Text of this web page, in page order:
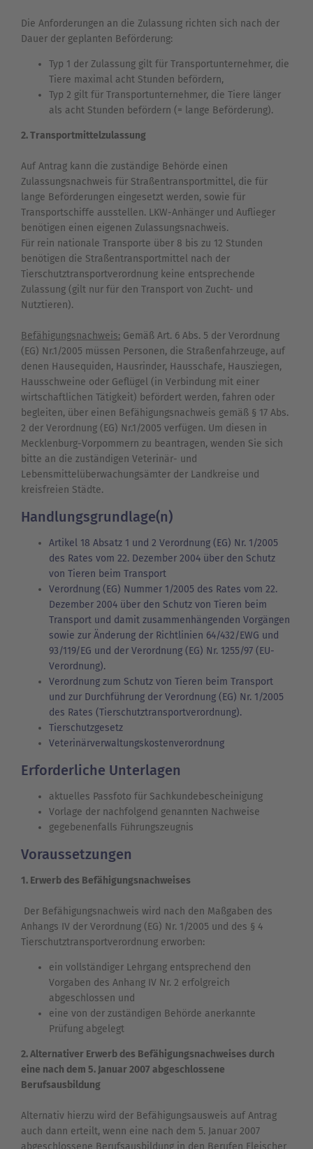
Die Anforderungen an die Zulassung richten sich nach der
Dauer der geplanten Beförderung:
Typ 1 der Zulassung gilt für Transportunternehmer, die
Tiere maximal acht Stunden befördern,
Typ 2 gilt für Transportunternehmer, die Tiere länger
als acht Stunden befördern (= lange Beförderung).
2. Transportmittelzulassung
Auf Antrag kann die zuständige Behörde einen
Zulassungsnachweis für Straßentransportmittel, die für
lange Beförderungen eingesetzt werden, sowie für
Transportschiffe ausstellen. LKW-Anhänger und Auflieger
benötigen einen eigenen Zulassungsnachweis.
Für rein nationale Transporte über 8 bis zu 12 Stunden
benötigen die Straßentransportmittel nach der
Tierschutztransportverordnung keine entsprechende
Zulassung (gilt nur für den Transport von Zucht- und
Nutztieren).
Befähigungsnachweis: Gemäß Art. 6 Abs. 5 der Verordnung
(EG) Nr.1/2005 müssen Personen, die Straßenfahrzeuge, auf
denen Hausequiden, Hausrinder, Hausschafe, Hausziegen,
Hausschweine oder Geflügel (in Verbindung mit einer
wirtschaftlichen Tätigkeit) befördert werden, fahren oder
begleiten, über einen Befähigungsnachweis gemäß § 17 Abs.
2 der Verordnung (EG) Nr.1/2005 verfügen. Um diesen in
Mecklenburg-Vorpommern zu beantragen, wenden Sie sich
bitte an die zuständigen Veterinär- und
Lebensmittelüberwachungsämter der Landkreise und
kreisfreien Städte.
Handlungsgrundlage(n)
Artikel 18 Absatz 1 und 2 Verordnung (EG) Nr. 1/2005
des Rates vom 22. Dezember 2004 über den Schutz
von Tieren beim Transport
Verordnung (EG) Nummer 1/2005 des Rates vom 22.
Dezember 2004 über den Schutz von Tieren beim
Transport und damit zusammenhängenden Vorgängen
sowie zur Änderung der Richtlinien 64/432/EWG und
93/119/EG und der Verordnung (EG) Nr. 1255/97 (EU-
Verordnung).
Verordnung zum Schutz von Tieren beim Transport
und zur Durchführung der Verordnung (EG) Nr. 1/2005
des Rates (Tierschutztransportverordnung).
Tierschutzgesetz
Veterinärverwaltungskostenverordnung
Erforderliche Unterlagen
aktuelles Passfoto für Sachkundebescheinigung
Vorlage der nachfolgend genannten Nachweise
gegebenenfalls Führungszeugnis
Voraussetzungen
1. Erwerb des Befähigungsnachweises
Der Befähigungsnachweis wird nach den Maßgaben des
Anhangs IV der Verordnung (EG) Nr. 1/2005 und des § 4
Tierschutztransportverordnung erworben:
ein vollständiger Lehrgang entsprechend den
Vorgaben des Anhang IV Nr. 2 erfolgreich
abgeschlossen und
eine von der zuständigen Behörde anerkannte
Prüfung abgelegt
2. Alternativer Erwerb des Befähigungsnachweises durch
eine nach dem 5. Januar 2007 abgeschlossene
Berufsausbildung
Alternativ hierzu wird der Befähigungsausweis auf Antrag
auch dann erteilt, wenn eine nach dem 5. Januar 2007